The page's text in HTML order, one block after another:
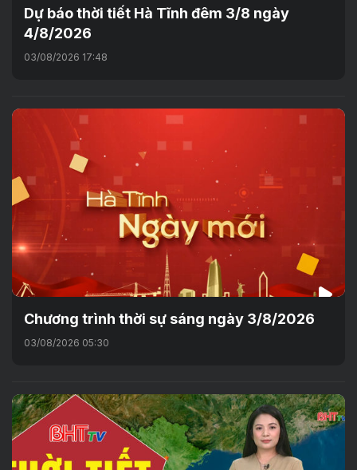
Dự báo thời tiết Hà Tĩnh đêm 3/8 ngày
4/8/2026
03/08/2026 17:48
Chương trình thời sự sáng ngày 3/8/2026
03/08/2026 05:30